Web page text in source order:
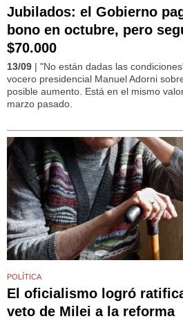
Jubilados: el Gobierno
bono en octubre, pero
$70.000
13/09 | "No están dadas las
vocero presidencial Manuel Adorni
posible aumento. Está en el mismo
marzo pasado.
POLÍTICA
El oficialismo logró
veto de Milei a la reforma